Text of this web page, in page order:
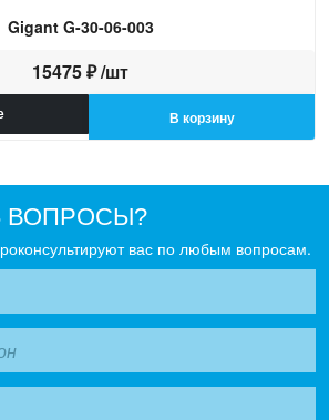
Gigant G-30-06-003
15475 ₽ /шт
В корзину
ВОПРОСЫ?
вас по любым вопросам.